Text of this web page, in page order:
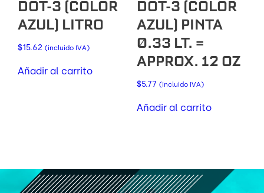
DOT-3 (COLOR
AZUL) LITRO
$15.62 (incluido IVA)
Añadir al carrito
DOT-3 (COLOR
AZUL) PINTA
0.33 LT. =
APPROX. 12 OZ
$5.77 (incluido IVA)
Añadir al carrito